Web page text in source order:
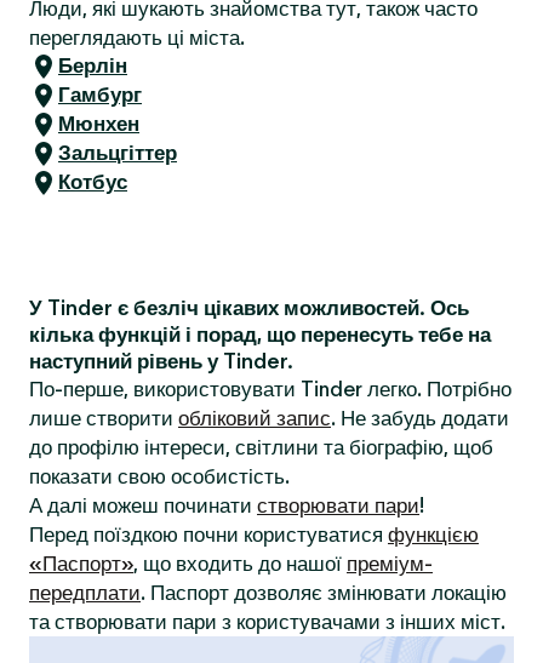
Люди, які шукають знайомства тут, також часто
переглядають ці міста.
Берлін
Гамбург
Мюнхен
Зальцгіттер
Котбус
У Tinder є безліч цікавих можливостей. Ось
кілька функцій і порад, що перенесуть тебе на
наступний рівень у Tinder.
По-перше, використовувати Tinder легко. Потрібно
лише створити обліковий запис. Не забудь додати
до профілю інтереси, світлини та біографію, щоб
показати свою особистість.
А далі можеш починати створювати пари!
Перед поїздкою почни користуватися функцією
«Паспорт», що входить до нашої преміум-
передплати. Паспорт дозволяє змінювати локацію
та створювати пари з користувачами з інших міст.